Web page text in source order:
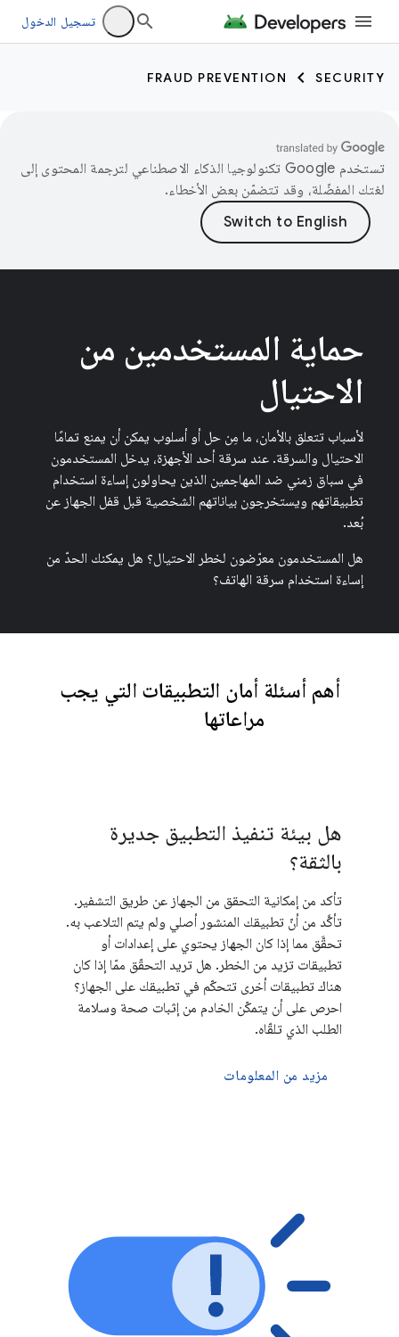
تسجيل الدخول
SECURITY
FRAUD PREVENTION
تستخدم Google تكنولوجيا الذكاء الاصطناعي لترجمة المحتوى إلى
لغتك المفضّلة، وقد تتضمّن بعض الأخطاء.
حماية المستخدمين من
الاحتيال
لأسباب تتعلق بالأمان، ما مِن حل أو أسلوب يمكن أن يمنع تمامًا
الاحتيال والسرقة. عند سرقة أحد الأجهزة، يدخل المستخدمون
في سباق زمني ضد المهاجمين الذين يحاولون إساءة استخدام
تطبيقاتهم ويستخرجون بياناتهم الشخصية قبل قفل الجهاز عن
بُعد.
هل المستخدمون معرّضون لخطر الاحتيال؟ هل يمكنك الحدّ من
إساءة استخدام سرقة الهاتف؟
أهم أسئلة أمان التطبيقات التي يجب
مراعاتها
هل بيئة تنفيذ التطبيق جديرة
بالثقة؟
تأكد من إمكانية التحقق من الجهاز عن طريق التشفير.
تأكَّد من أنّ تطبيقك المنشور أصلي ولم يتم التلاعب به.
تحقَّق مما إذا كان الجهاز يحتوي على إعدادات أو
تطبيقات تزيد من الخطر. هل تريد التحقّق ممّا إذا كان
هناك تطبيقات أخرى تتحكّم في تطبيقك على الجهاز؟
احرص على أن يتمكّن الخادم من إثبات صحة وسلامة
الطلب الذي تلقّاه.
مزيد من المعلومات